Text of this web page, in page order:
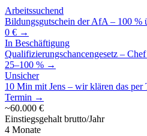
Arbeitssuchend
Bildungsgutschein der AfA – 100 %
0 € →
In Beschäftigung
Qualifizierungschancengesetz –
25–100 % →
Unsicher
10 Min mit Jens – wir klären das per
Termin →
~60.000 €
Einstiegsgehalt brutto/Jahr
4 Monate